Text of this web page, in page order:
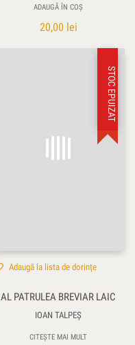
ADAUGĂ ÎN COȘ
20,00 lei
STOC EPUIZAT
Adaugă la lista de dorințe
AL PATRULEA BREVIAR LAIC
IOAN TALPEŞ
CITEȘTE MAI MULT